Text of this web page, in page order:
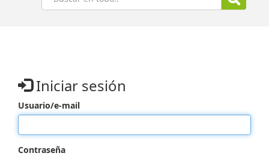
Iniciar sesión
Usuario/e-mail
Contraseña